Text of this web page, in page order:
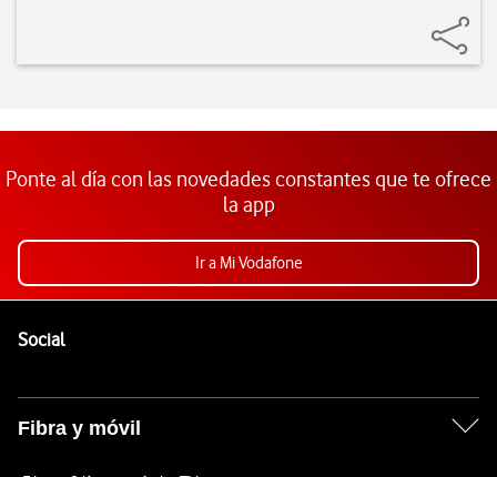
Ponte al día con las novedades constantes que te ofrece
la app
Ir a Mi Vodafone
SocialEnlaces a las redes sociales de Vodafone
Fibra y móvil